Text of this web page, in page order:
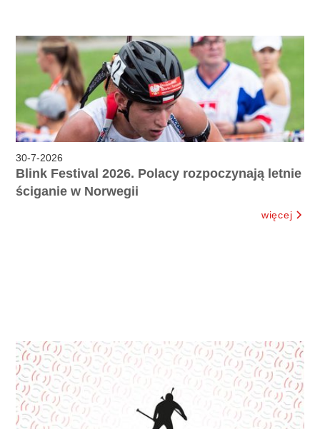
30-7-2026
Blink Festival 2026. Polacy rozpoczynają letnie
ściganie w Norwegii
więcej